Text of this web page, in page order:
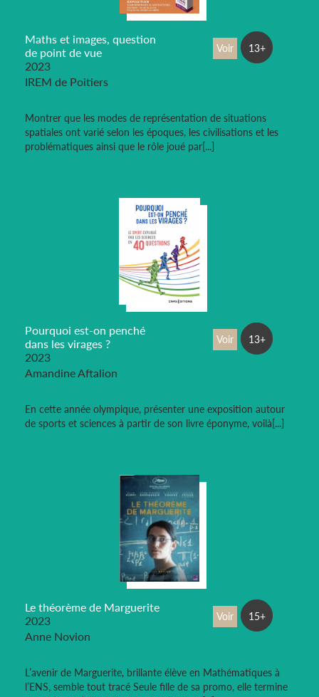
Maths et images, question
de point de vue
2023
IREM de Poitiers
Montrer que les modes de représentation de situations
spatiales ont varié selon les époques, les civilisations et les
problématiques ainsi que le rôle joué par[...]
Voir 13+
Pourquoi est-on penché
dans les virages ?
2023
Amandine Aftalion
En cette année olympique, présenter une exposition autour
de sports et sciences à partir de son livre éponyme, voilà[...]
Voir 13+
Le théorème de Marguerite
2023
Anne Novion
L’avenir de Marguerite, brillante élève en Mathématiques à
l’ENS, semble tout tracé Seule fille de sa promo, elle termine
Voir 15+